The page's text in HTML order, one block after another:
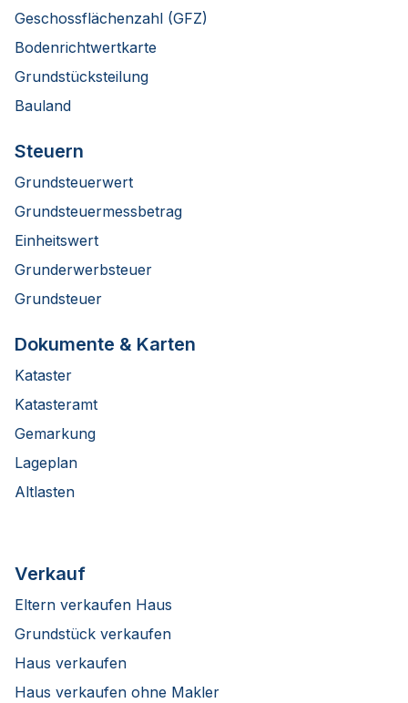
Geschossflächenzahl (GFZ)
Bodenrichtwertkarte
Grundstücksteilung
Bauland
Steuern
Grundsteuerwert
Grundsteuermessbetrag
Einheitswert
Grunderwerbsteuer
Grundsteuer
Dokumente & Karten
Kataster
Katasteramt
Gemarkung
Lageplan
Altlasten
Verkauf
Eltern verkaufen Haus
Grundstück verkaufen
Haus verkaufen
Haus verkaufen ohne Makler